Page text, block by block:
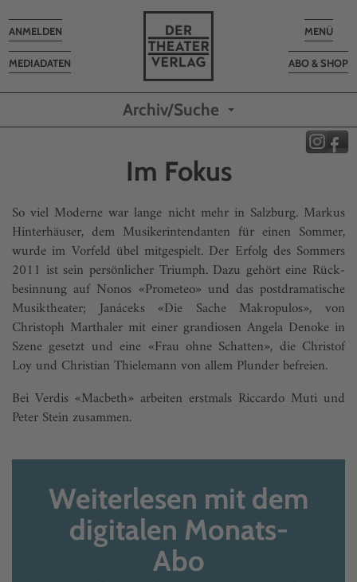
Toggle
MENÜ
ABO & SHOP
MEDIADATEN
Toggle
navigation
ANMELDEN
Archiv/Suche
Im Fokus
So viel Moderne war lange nicht mehr in Salzburg. Markus
Hinterhäuser, dem Musikerintendanten für einen Sommer,
wurde im Vorfeld übel mitgespielt. Der Erfolg des Sommers
2011 ist sein persön­licher Triumph. Dazu gehört eine Rück­
besinnung auf Nonos «Prometeo» und das postdrama­tische
Musiktheater; Janáceks «Die Sache Makropulos», von
Christoph Marthaler mit einer grandiosen Angela Denoke in
Szene gesetzt und eine «Frau ohne Schatten», die Christof
Loy und Christian Thielemann von allem Plunder befreien.
Bei Verdis «Macbeth» arbeiten erstmals Riccardo Muti und
Peter Stein zusammen.
Weiterlesen mit dem
digitalen Monats-
Abo